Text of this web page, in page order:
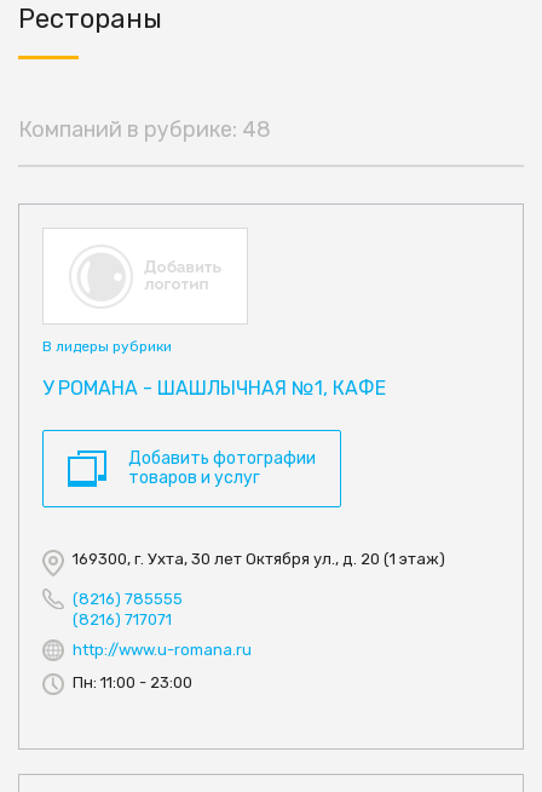
Рестораны
Компаний в рубрике: 48
В лидеры рубрики
У РОМАНА - ШАШЛЫЧНАЯ №1, КАФЕ
Добавить фотографии
товаров и услуг
169300, г. Ухта, 30 лет Октября ул., д. 20 (1 этаж)
(8216) 785555
(8216) 717071
http://www.u-romana.ru
Пн: 11:00 - 23:00